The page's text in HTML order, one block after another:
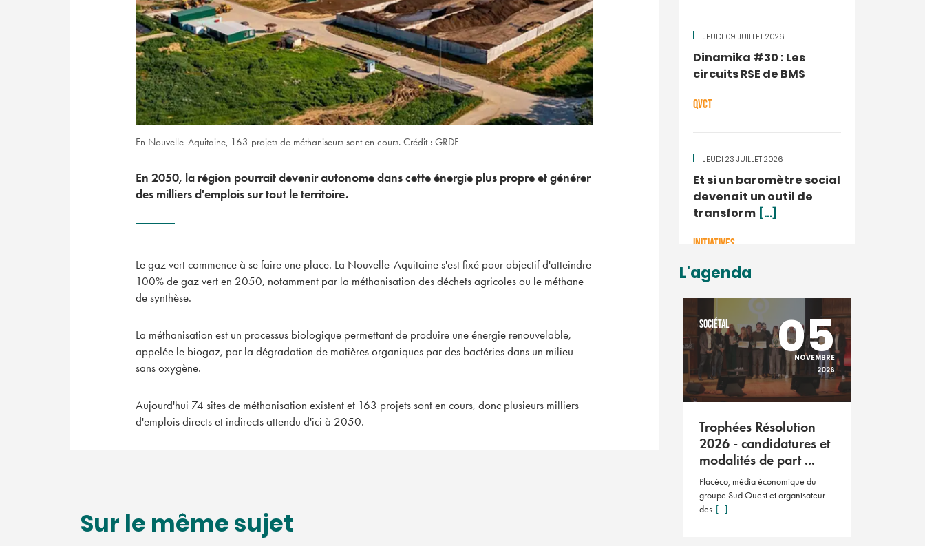
En Nouvelle-Aquitaine, 163 projets de méthaniseurs sont en cours. Crédit : GRDF
En 2050, la région pourrait devenir autonome dans cette énergie plus propre et générer
des milliers d'emplois sur tout le territoire.
Le gaz vert commence à se faire une place. La Nouvelle-Aquitaine s'est fixé pour objectif d'atteindre
100% de gaz vert en 2050, notamment par la méthanisation des déchets agricoles ou le méthane
de synthèse.
La méthanisation est un processus biologique permettant de produire une énergie renouvelable,
appelée le biogaz, par la dégradation de matières organiques par des bactéries dans un milieu
sans oxygène.
Aujourd'hui 74 sites de méthanisation existent et 163 projets sont en cours, donc plusieurs milliers
d'emplois directs et indirects attendu d'ici à 2050.
Sur le même sujet
JEUDI 09 JUILLET 2026
Dinamika #30 : Les
circuits RSE de BMS
QVCT
JEUDI 23 JUILLET 2026
Et si un baromètre social
devenait un outil de
transform [...]
INITIATIVES
L'agenda
SOCIÉTAL 05
NOVEMBRE
2026
Trophées Résolution
2026 - candidatures et
modalités de part ...
Placéco, média économique du
groupe Sud Ouest et organisateur
des [...]